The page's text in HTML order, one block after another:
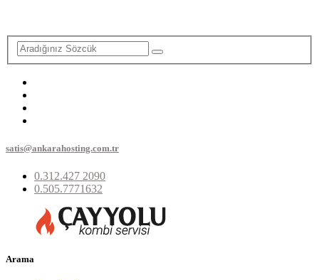
satis@ankarahosting.com.tr
0.312.427 2090
0.505.7771632
Arama